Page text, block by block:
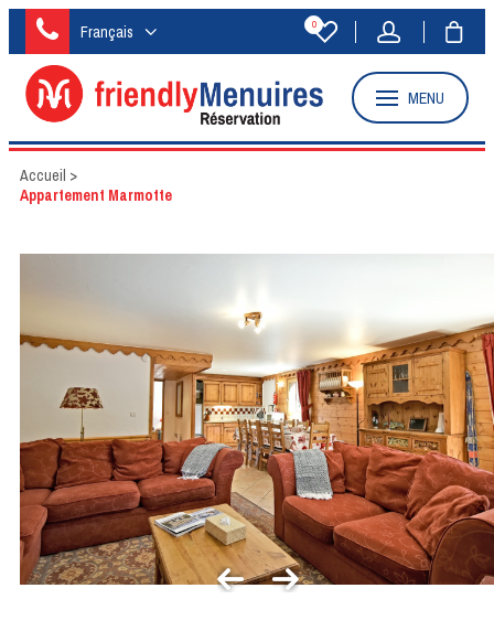
Français 0
MENU
Accueil >
Appartement Marmotte